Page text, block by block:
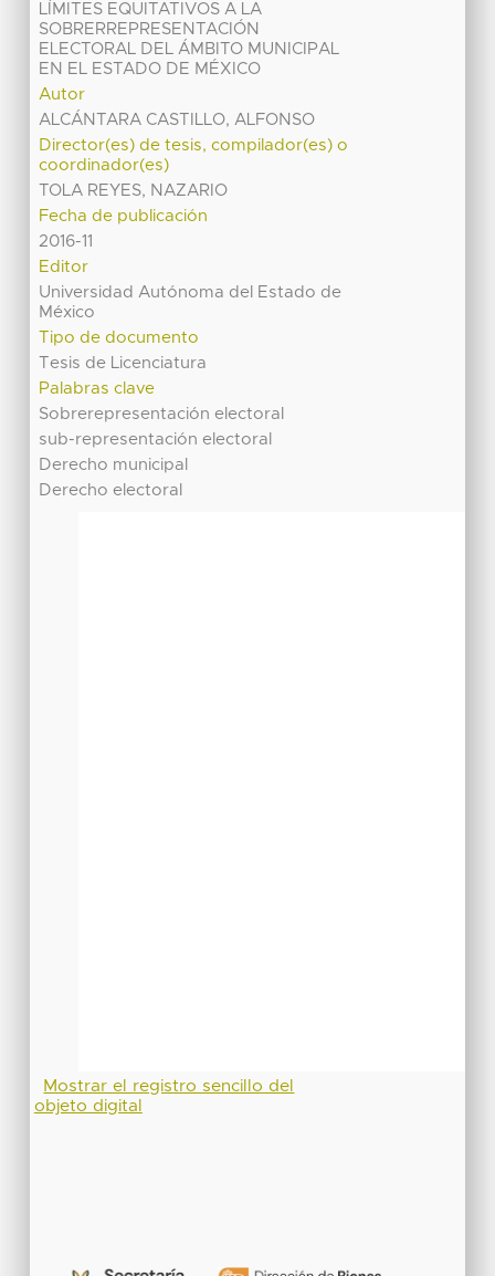
LÍMITES EQUITATIVOS A LA
SOBRERREPRESENTACIÓN
ELECTORAL DEL ÁMBITO MUNICIPAL
EN EL ESTADO DE MÉXICO
Autor
ALCÁNTARA CASTILLO, ALFONSO
Director(es) de tesis, compilador(es) o
coordinador(es)
TOLA REYES, NAZARIO
Fecha de publicación
2016-11
Editor
Universidad Autónoma del Estado de
México
Tipo de documento
Tesis de Licenciatura
Palabras clave
Sobrerepresentación electoral
sub-representación electoral
Derecho municipal
Derecho electoral
Mostrar el registro sencillo del
objeto digital